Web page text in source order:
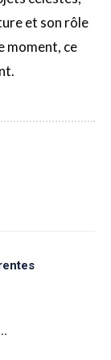
et son rôle
moment, ce